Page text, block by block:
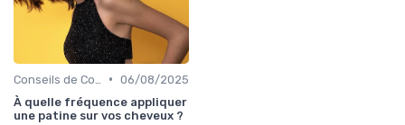
• 06/08/2025
À quelle fréquence appliquer
une patine sur vos cheveux ?